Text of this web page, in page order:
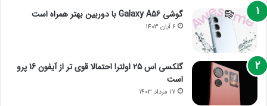
گوشی Galaxy A56 با دوربین بهتر همراه است
6 آبان 1403
گلکسی اس 25 اولترا احتمالا قوی تر از آیفون 16 پرو
است
17 مرداد 1403